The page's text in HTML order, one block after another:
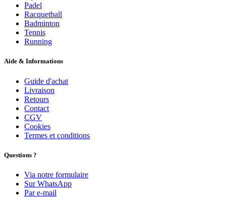
Padel
Racquetball
Badminton
Tennis
Running
Aide & Informations
Guide d'achat
Livraison
Retours
Contact
CGV
Cookies
Termes et conditions
Questions ?
Via notre formulaire
Sur WhatsApp
Par e-mail